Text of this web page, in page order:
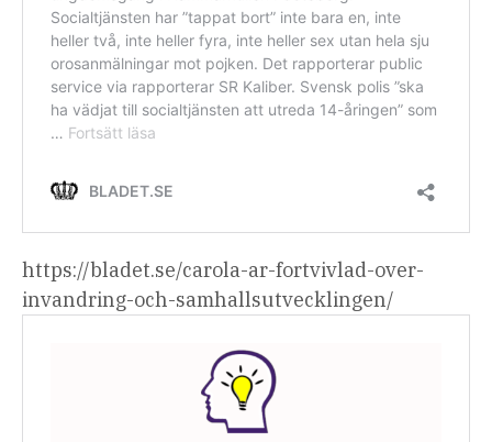
https://bladet.se/carola-ar-fortvivlad-over-
invandring-och-samhallsutvecklingen/